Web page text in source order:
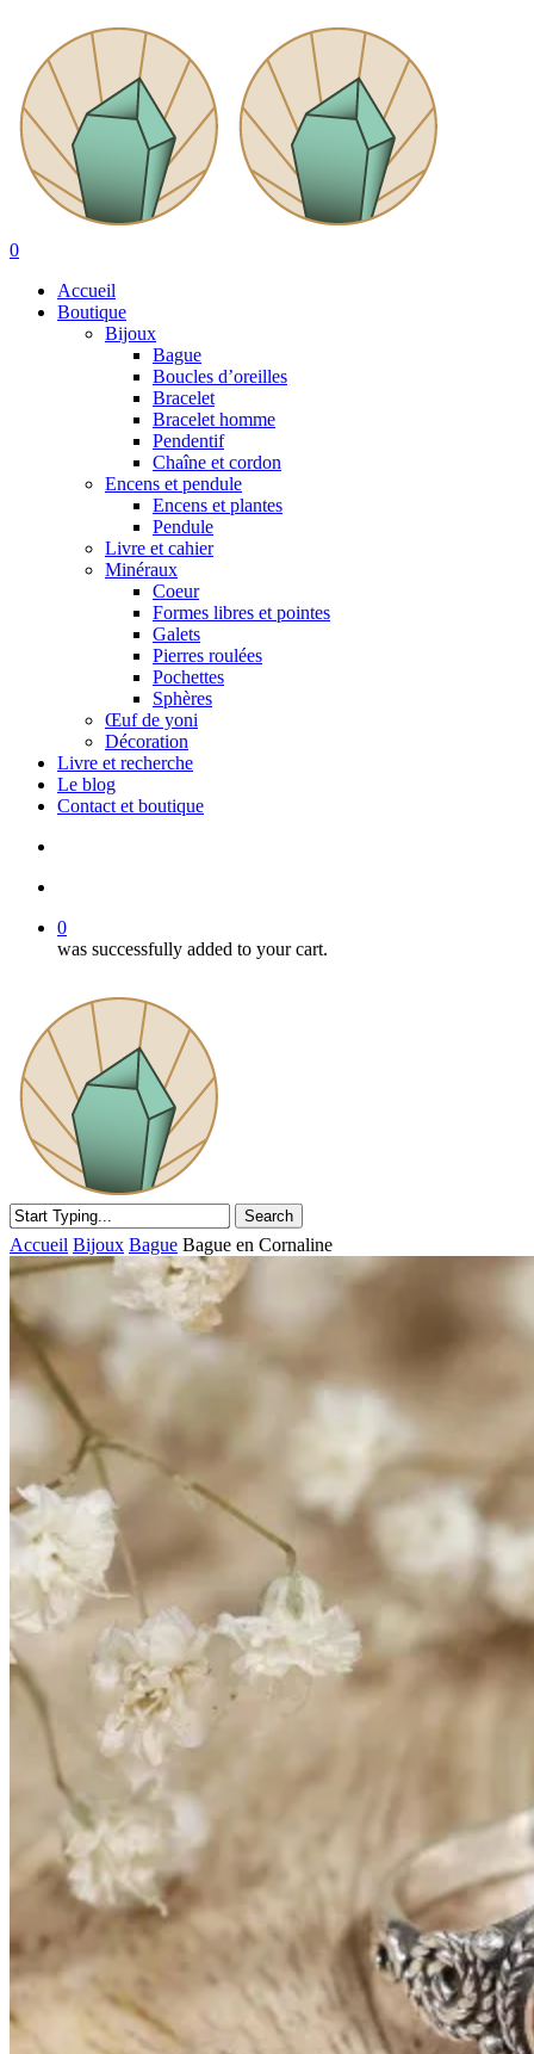
main
content
search
account
0
Accueil
Boutique
Bijoux
Bague
Boucles d’oreilles
Bracelet
Bracelet homme
Pendentif
Chaîne et cordon
Encens et pendule
Encens et plantes
Pendule
Livre et cahier
Minéraux
Coeur
Formes libres et pointes
Galets
Pierres roulées
Pochettes
Sphères
Œuf de yoni
Décoration
Livre et recherche
Le blog
Contact et boutique
0
was successfully added to your cart.
Search
Accueil Bijoux Bague Bague en Cornaline